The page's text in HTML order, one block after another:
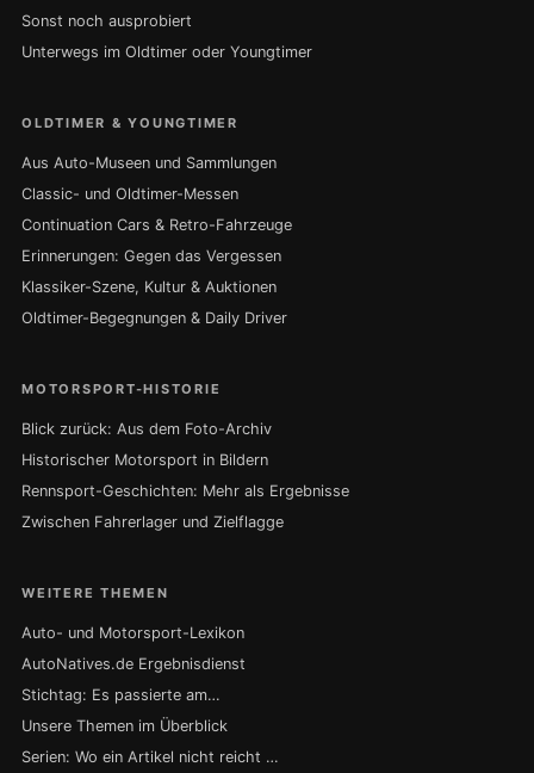
Sonst noch ausprobiert
Unterwegs im Oldtimer oder Youngtimer
OLDTIMER & YOUNGTIMER
Aus Auto-Museen und Sammlungen
Classic- und Oldtimer-Messen
Continuation Cars & Retro-Fahrzeuge
Erinnerungen: Gegen das Vergessen
Klassiker-Szene, Kultur & Auktionen
Oldtimer-Begegnungen & Daily Driver
MOTORSPORT-HISTORIE
Blick zurück: Aus dem Foto-Archiv
Historischer Motorsport in Bildern
Rennsport-Geschichten: Mehr als Ergebnisse
Zwischen Fahrerlager und Zielflagge
WEITERE THEMEN
Auto- und Motorsport-Lexikon
AutoNatives.de Ergebnisdienst
Stichtag: Es passierte am…
Unsere Themen im Überblick
Serien: Wo ein Artikel nicht reicht …